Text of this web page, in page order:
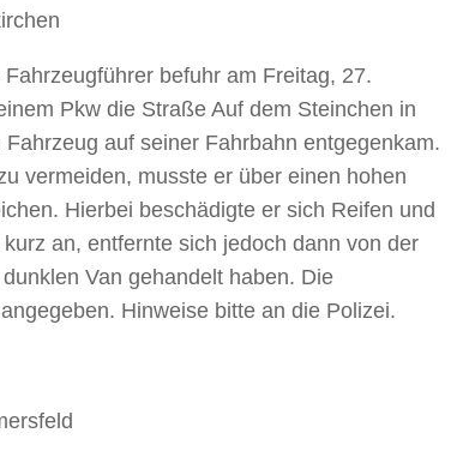
befuhr am Freitag, 27.
Pkw die Straße Auf dem Steinchen in
auf seiner Fahrbahn entgegenkam.
vermeiden, musste er über einen hohen
Hierbei beschädigte er sich Reifen und
an, entfernte sich jedoch dann von der
Van gehandelt haben. Die
Hinweise bitte an die Polizei.